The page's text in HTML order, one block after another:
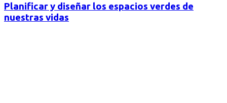
Planificar y diseñar los espacios verdes de
nuestras vidas